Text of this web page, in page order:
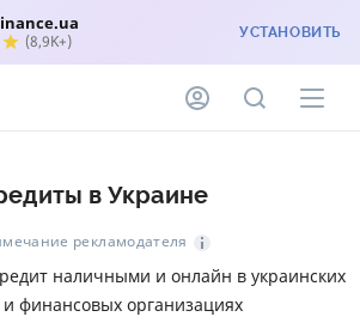
(8,9K+) УСТАНОВИТЬ
в Украине
рекламодателя
наличными и онлайн в украинских
и финансовых организациях